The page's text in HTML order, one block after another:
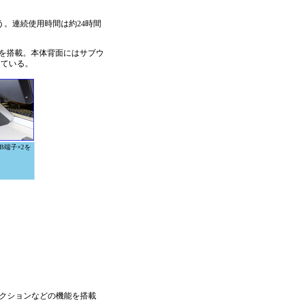
連続使用時間は約24時間
搭載。本体背面にはサブウ
いる。
端子×2を
ションなどの機能を搭載